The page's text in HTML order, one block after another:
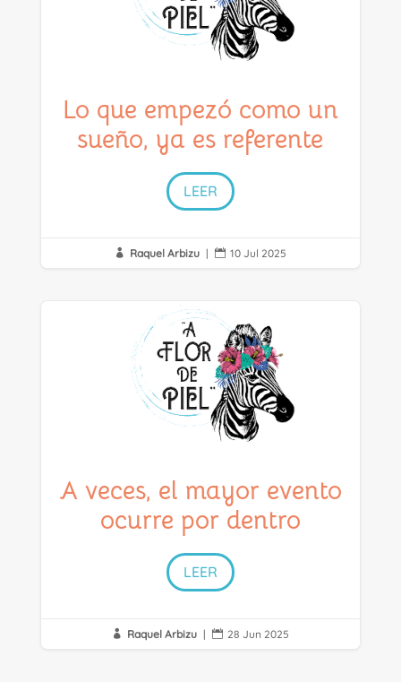
Lo que empezó como un
sueño, ya es referente
LEER
 Raquel Arbizu |  10 Jul 2025
A veces, el mayor evento
ocurre por dentro
LEER
 Raquel Arbizu |  28 Jun 2025